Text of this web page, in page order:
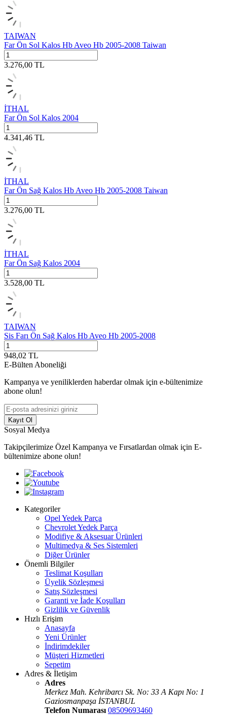
TAIWAN
Far Ön Sol Kalos Hb Aveo Hb 2005-2008 Taiwan
3.276,00 TL
İTHAL
Far Ön Sol Kalos 2004
4.341,46 TL
İTHAL
Far Ön Sağ Kalos Hb Aveo Hb 2005-2008 Taiwan
3.276,00 TL
İTHAL
Far Ön Sağ Kalos 2004
3.528,00 TL
TAIWAN
Sis Farı Ön Sağ Kalos Hb Aveo Hb 2005-2008
948,02 TL
E-Bülten Aboneliği
Kampanya ve yeniliklerden haberdar olmak için e-bültenimize
abone olun!
Kayıt Ol
Sosyal Medya
Takipçilerimize Özel Kampanya ve Fırsatlardan olmak için E-
bültenimize abone olun!
Kategoriler
Opel Yedek Parça
Chevrolet Yedek Parça
Modifiye & Aksesuar Ürünleri
Multimedya & Ses Sistemleri
Diğer Ürünler
Önemli Bilgiler
Teslimat Koşulları
Üyelik Sözleşmesi
Satış Sözleşmesi
Garanti ve İade Koşulları
Gizlilik ve Güvenlik
Hızlı Erişim
Anasayfa
Yeni Ürünler
İndirimdekiler
Müşteri Hizmetleri
Sepetim
Adres & İletişim
Adres
Merkez Mah. Kehribarcı Sk. No: 33 A Kapı No: 1
Gaziosmanpaşa İSTANBUL
Telefon Numarası 08509693460